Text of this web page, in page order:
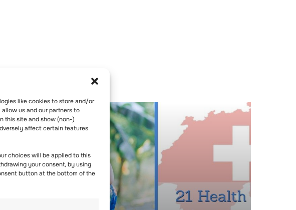
like cookies to store and/or
us and our partners to
this site and show (non-)
affect certain features
choices will be applied to this
your consent, by using
button at the bottom of the